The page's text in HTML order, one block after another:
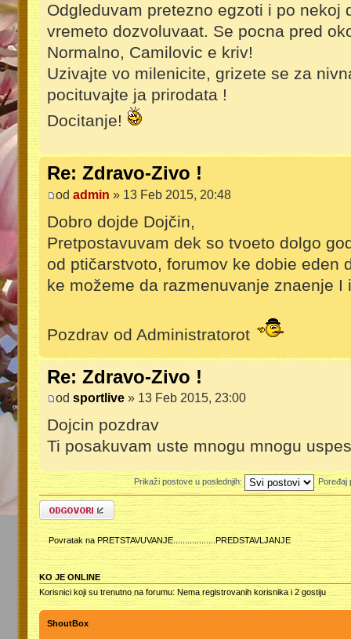
Odgleduvam pretezno egzoti i po nekoj
vremeto dozvoluvaat. Se pocna pred
Normalno, Camilovic e kriv!
Uzivajte vo milenicite, grizete se za
pocituvajte ja prirodata !
Docitanje!
Re: Zdravo-Zivo !
od admin » 13 Feb 2015, 20:48
Dobro dojde Dojčin,
Pretpostavuvam dek so tvoeto dolgo
od ptičarstvoto, forumov ke dobie eden
ke možeme da razmenuvanje znaenje
Pozdrav od Administratorot
Re: Zdravo-Zivo !
od sportlive» 13 Feb 2015, 23:00
Dojcin pozdrav
Ti posakuvam uste mnogu mnogu
Prikaži postove u poslednjih: Poređaj
Odgovori
Povratak na PRETSTAVUVANJE..................PREDSTAVLJANJE
KO JE ONLINE
Korisnici koji su trenutno na forumu: Nema registrovanih korisnika i 2 gostiju
ShoutBox